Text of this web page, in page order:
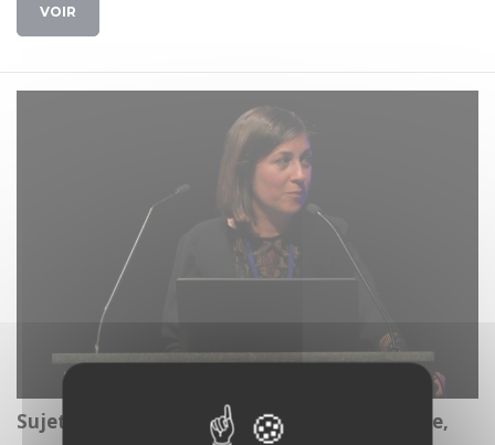
VOIR
Sujets qui derangent - Ophtalmo-responsable,